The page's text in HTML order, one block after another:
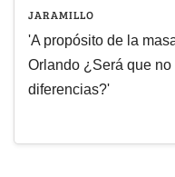
JARAMILLO
'A propósito de la
Orlando ¿Será que
diferencias?'